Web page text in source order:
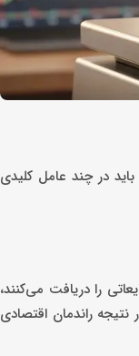
در چند عامل کلیدی
را دریافت می‌کنند،
راندمان اقتصادی